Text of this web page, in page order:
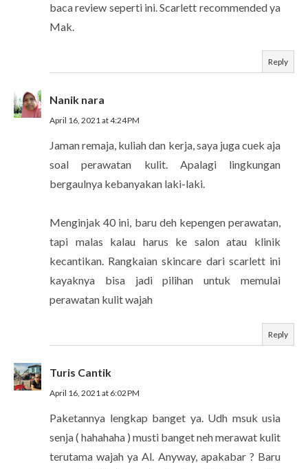
baca review seperti ini. Scarlett recommended ya
Mak.
Reply
Nanik nara
April 16, 2021 at 4:24 PM
Jaman remaja, kuliah dan kerja, saya juga cuek aja
soal perawatan kulit. Apalagi lingkungan
bergaulnya kebanyakan laki-laki.
Menginjak 40 ini, baru deh kepengen perawatan,
tapi malas kalau harus ke salon atau klinik
kecantikan. Rangkaian skincare dari scarlett ini
kayaknya bisa jadi pilihan untuk memulai
perawatan kulit wajah
Reply
Turis Cantik
April 16, 2021 at 6:02 PM
Paketannya lengkap banget ya. Udh msuk usia
senja ( hahahaha ) musti banget neh merawat kulit
terutama wajah ya Al. Anyway, apakabar ? Baru